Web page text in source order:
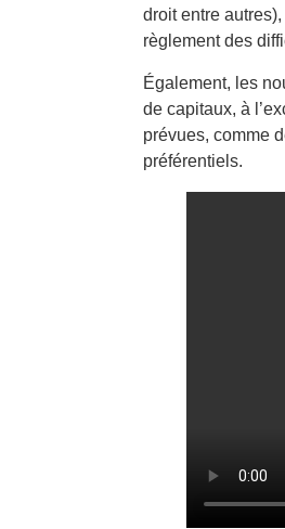
droit entre
règlement des
Également, les
de capitaux, à
prévues, comme
préférentiels.